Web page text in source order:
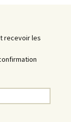
recevoir les